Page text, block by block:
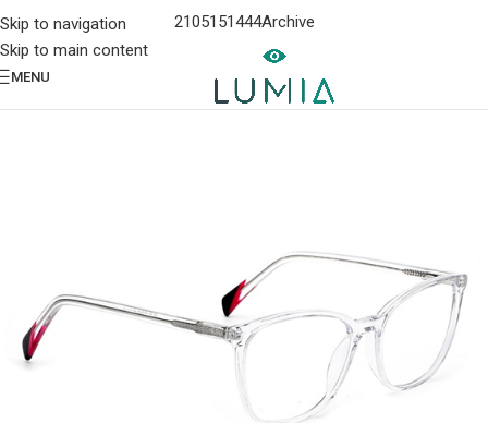
Skip to navigation
Skip to main content
2105151444Archive
MENU